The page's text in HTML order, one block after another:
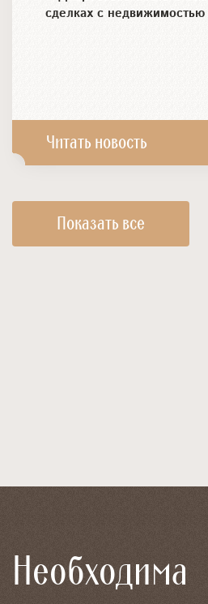
сделках с
Читать новость
Показать все
Необходима